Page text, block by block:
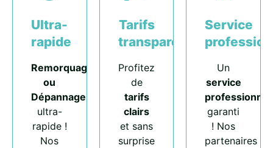
Ultra-
rapide
Remorquage
ou
Dépannage
ultra-
rapide !
Nos
Tarifs
transparents
Profitez
de
tarifs
clairs
et sans
surprise
Service
Un
service
professionnel
garanti
! Nos
partenaires